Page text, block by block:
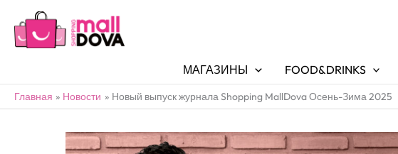
МАГАЗИНЫ FOOD&DRINKS
Главная Новости Новый выпуск журнала Shopping MallDova Осень-Зима 2025